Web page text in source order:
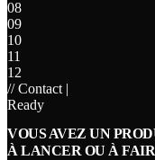
08
09
10
11
12
// Contact |
Ready
VOUS AVEZ UN
À LANCER OU À